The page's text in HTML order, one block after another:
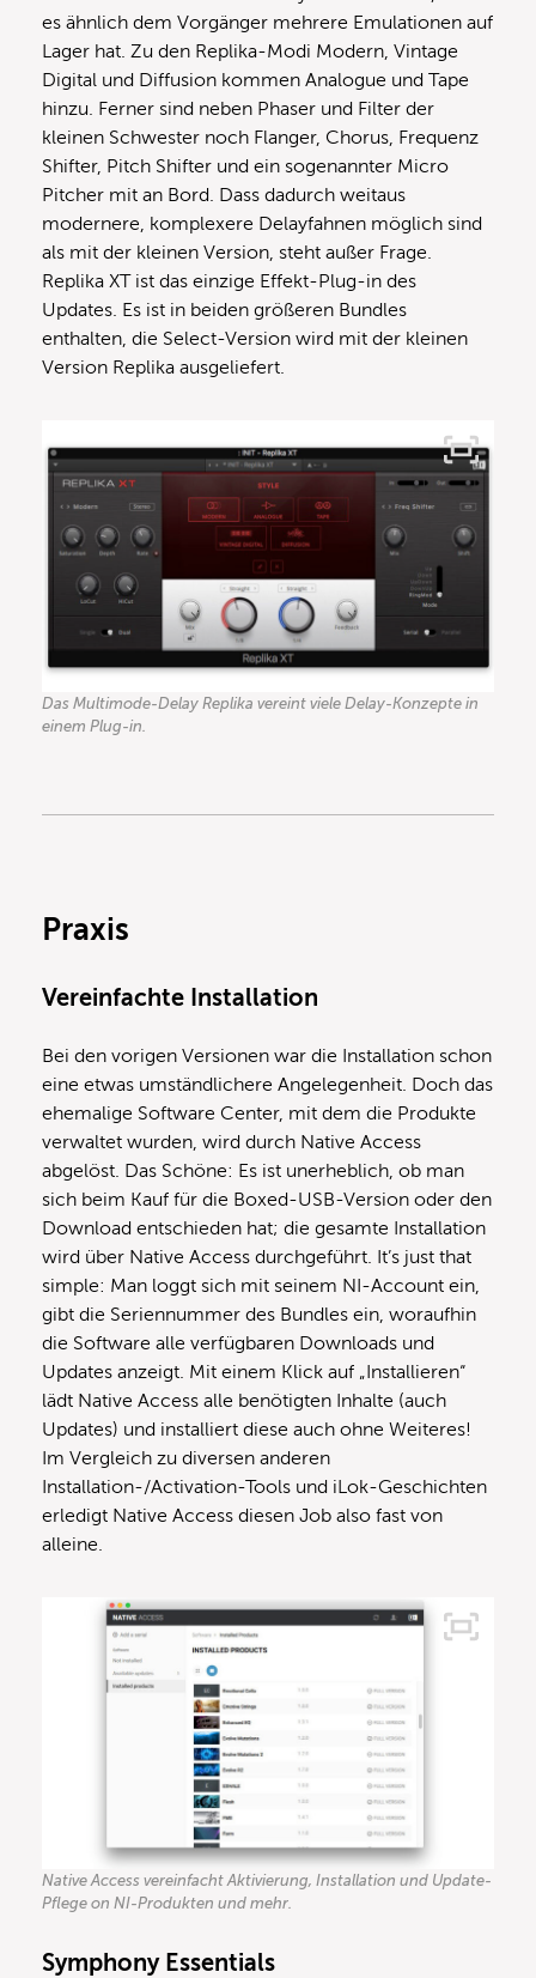
es ähnlich dem Vorgänger mehrere Emulationen auf
Lager hat. Zu den Replika-Modi Modern, Vintage
Digital und Diffusion kommen Analogue und Tape
hinzu. Ferner sind neben Phaser und Filter der
kleinen Schwester noch Flanger, Chorus, Frequenz
Shifter, Pitch Shifter und ein sogenannter Micro
Pitcher mit an Bord. Dass dadurch weitaus
modernere, komplexere Delayfahnen möglich sind
als mit der kleinen Version, steht außer Frage.
Replika XT ist das einzige Effekt-Plug-in des
Updates. Es ist in beiden größeren Bundles
enthalten, die Select-Version wird mit der kleinen
Version Replika ausgeliefert.
Das Multimode-Delay Replika vereint viele Delay-Konzepte in
einem Plug-in.
Praxis
Vereinfachte Installation
Bei den vorigen Versionen war die Installation schon
eine etwas umständlichere Angelegenheit. Doch das
ehemalige Software Center, mit dem die Produkte
verwaltet wurden, wird durch Native Access
abgelöst. Das Schöne: Es ist unerheblich, ob man
sich beim Kauf für die Boxed-USB-Version oder den
Download entschieden hat; die gesamte Installation
wird über Native Access durchgeführt. It’s just that
simple: Man loggt sich mit seinem NI-Account ein,
gibt die Seriennummer des Bundles ein, woraufhin
die Software alle verfügbaren Downloads und
Updates anzeigt. Mit einem Klick auf „Installieren“
lädt Native Access alle benötigten Inhalte (auch
Updates) und installiert diese auch ohne Weiteres!
Im Vergleich zu diversen anderen
Installation-/Activation-Tools und iLok-Geschichten
erledigt Native Access diesen Job also fast von
alleine.
Native Access vereinfacht Aktivierung, Installation und Update-
Pflege on NI-Produkten und mehr.
Symphony Essentials